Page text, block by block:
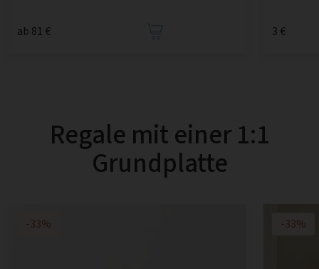
ab 81 € 3 €
Regale mit einer 1:1
Grundplatte
-33% -33%